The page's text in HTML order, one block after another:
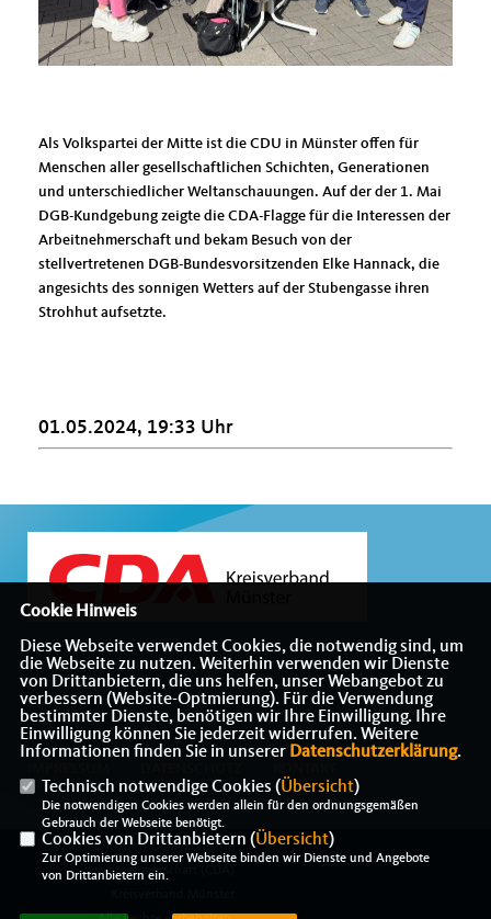
Als Volkspartei der Mitte ist die CDU in Münster offen für
Menschen aller gesellschaftlichen Schichten, Generationen
und unterschiedlicher Weltanschauungen. Auf der der 1. Mai
DGB-Kundgebung zeigte die CDA-Flagge für die Interessen der
Arbeitnehmerschaft und bekam Besuch von der
stellvertretenen DGB-Bundesvorsitzenden Elke Hannack, die
angesichts des sonnigen Wetters auf der Stubengasse ihren
Strohhut aufsetzte.
01.05.2024, 19:33 Uhr
Willkommen beim Kreisverband der CDA Münster
@2026 Christlich-Demokratische
Arbeitnehmerschaft (CDA)
Cookie Hinweis
Diese Webseite verwendet Cookies, die notwendig sind, um
die Webseite zu nutzen. Weiterhin verwenden wir Dienste
von Drittanbietern, die uns helfen, unser Webangebot zu
verbessern (Website-Optmierung). Für die Verwendung
bestimmter Dienste, benötigen wir Ihre Einwilligung. Ihre
Einwilligung können Sie jederzeit widerrufen. Weitere
Informationen finden Sie in unserer Datenschutzerklärung.
Technisch notwendige Cookies (Übersicht)
Die notwendigen Cookies werden allein für den ordnungsgemäßen
Gebrauch der Webseite benötigt.
Cookies von Drittanbietern (Übersicht)
Zur Optimierung unserer Webseite binden wir Dienste und Angebote
von Drittanbietern ein.